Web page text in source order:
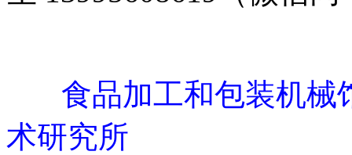
食品加工和包装机械
术研究所